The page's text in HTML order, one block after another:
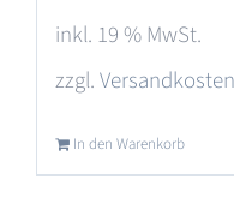
auf
inkl. 19 % MwSt.
zzgl.Versandkosten
In den Warenkorb